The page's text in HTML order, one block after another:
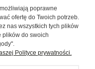
poprawne
ofertę do Twoich potrzeb.
nas wszystkich tych plików
plików do swoich
Polityce prywatności.